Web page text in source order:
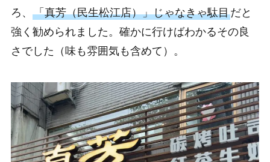
ろ、 「真芳（民生松江店）」じゃなきゃ駄目だと
強く勧められました。確かに行けばわかるその良
さでした（味も雰囲気も含めて）。